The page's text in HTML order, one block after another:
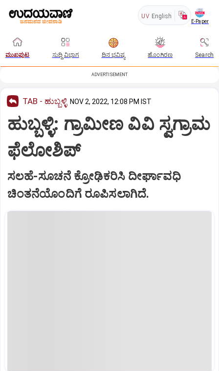
UV English
E-Paper
ಮುಖಪುಟ ಸುದ್ದಿ ವಿಭಾಗ ದಿನ ಭವಿಷ್ಯ ಹೊಂಗಿರಣ Search
ADVERTISEMENT
TAB - ಹುಬ್ಬಳ್ಳಿ NOV 2, 2022, 12:08 PM IST
ಹುಬ್ಬಳ್ಳಿ: ಗ್ರಾಮೀಣ ವಿವಿ ಸ್ವಗ್ರಾಮ
ಫೆಲೋಶಿಪ್‌
ಸಲಹೆ-ಸೂಚನೆ ಕ್ರೋಢಿಕರಿಸಿ ದೀರ್ಘಾವಧಿ
ಚಿಂತನೆಯೊಂದಿಗೆ ರೂಪಿಸಲಾಗಿದೆ.